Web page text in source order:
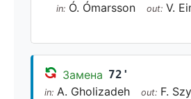
in: Ó. Ómarsson out: V.
Замена 72'
in: A. Gholizadeh out: F.